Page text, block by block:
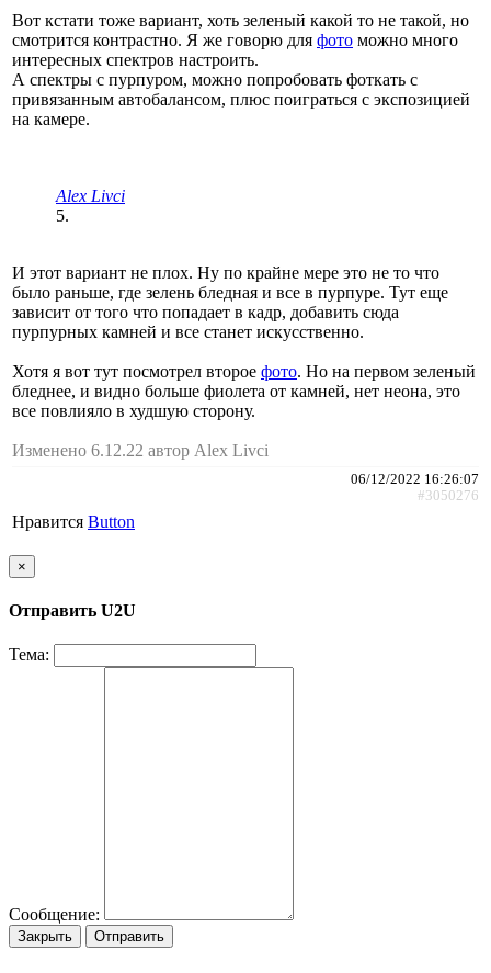
Вот кстати тоже вариант, хоть зеленый какой то не такой, но
смотрится контрастно. Я же говорю для фото можно много
интересных спектров настроить.
А спектры с пурпуром, можно попробовать фоткать с
привязанным автобалансом, плюс поиграться с экспозицией
на камере.
Alex Livci
5.
И этот вариант не плох. Ну по крайне мере это не то что
было раньше, где зелень бледная и все в пурпуре. Тут еще
зависит от того что попадает в кадр, добавить сюда
пурпурных камней и все станет искусственно.
Хотя я вот тут посмотрел второе фото. Но на первом зеленый
бледнее, и видно больше фиолета от камней, нет неона, это
все повлияло в худшую сторону.
Изменено 6.12.22 автор Alex Livci
06/12/2022 16:26:07
#3050276
Нравится Button
×
Отправить U2U
Тема:
Сообщение:
Закрыть Отправить